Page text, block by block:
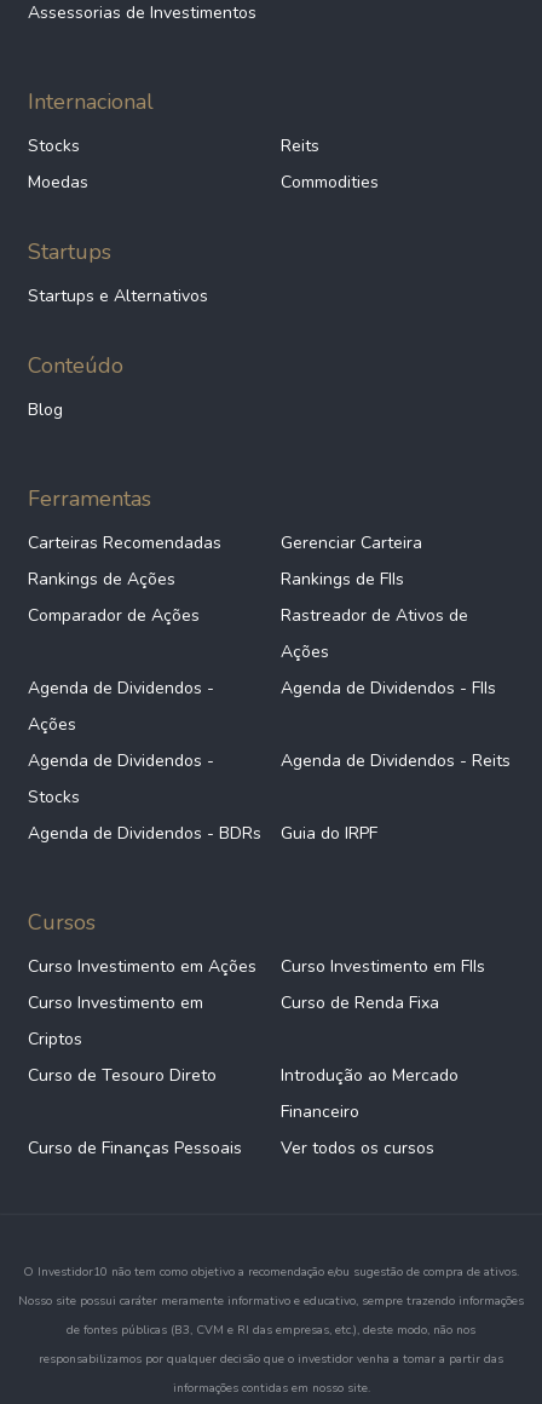
Assessorias de Investimentos
Internacional
Stocks
Reits
Moedas
Commodities
Startups
Startups e Alternativos
Conteúdo
Blog
Ferramentas
Carteiras Recomendadas
Gerenciar Carteira
Rankings de Ações
Rankings de FIIs
Comparador de Ações
Rastreador de Ativos de
Ações
Agenda de Dividendos -
Ações
Agenda de Dividendos - FIIs
Agenda de Dividendos -
Stocks
Agenda de Dividendos - Reits
Agenda de Dividendos - BDRs Guia do IRPF
Cursos
Curso Investimento em Ações
Curso Investimento em FIIs
Curso Investimento em
Criptos
Curso de Renda Fixa
Curso de Tesouro Direto
Introdução ao Mercado
Financeiro
Curso de Finanças Pessoais
Ver todos os cursos
O Investidor10 não tem como objetivo a recomendação e/ou sugestão de compra de ativos.
Nosso site possui caráter meramente informativo e educativo, sempre trazendo informações
de fontes públicas (B3, CVM e RI das empresas, etc.), deste modo, não nos
responsabilizamos por qualquer decisão que o investidor venha a tomar a partir das
informações contidas em nosso site.